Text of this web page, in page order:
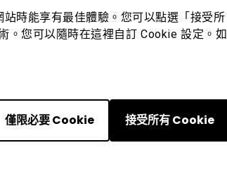
時能享有最佳體驗。您可以點選「接受所
。您可以隨時在這裡自訂 Cookie 設定。如
僅限必要 Cookie 接受所有 Cookie